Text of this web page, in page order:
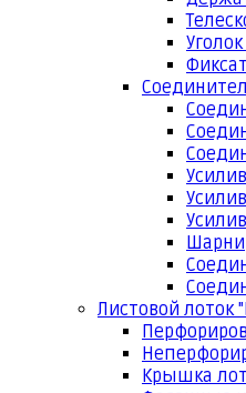
Листовой лоток
Крышка